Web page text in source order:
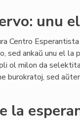
unu
Centro
sed ankaŭ unu el la
ol milon da
burokratoj, sed
la